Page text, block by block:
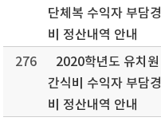
단체복 수익자 부담경
비 정산내역 안내
276
2020학년도 유치원
간식비 수익자 부담경
비 정산내역 안내